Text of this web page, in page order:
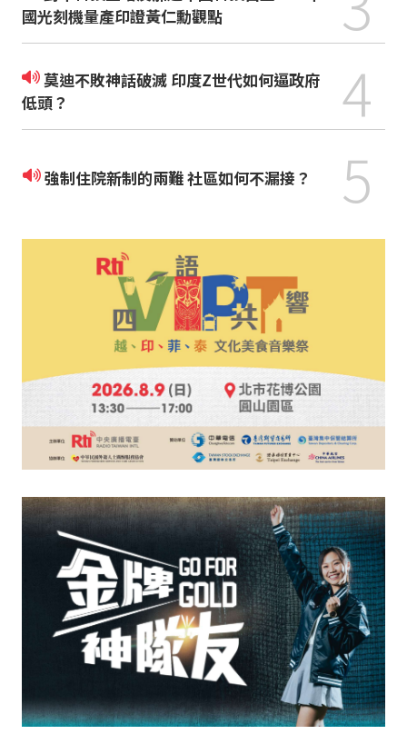
國光刻機量產印證黃仁勳觀點
莫迪不敗神話破滅 印度Z世代如何逼政府
低頭？
4
強制住院新制的兩難 社區如何不漏接？ 5